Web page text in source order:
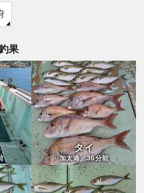
果
タイ
加太港／36分前